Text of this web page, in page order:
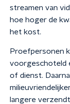
streamen van
hoe hoger de
het kost.
Proefpersonen
voorgeschoteld
of dienst.
langere